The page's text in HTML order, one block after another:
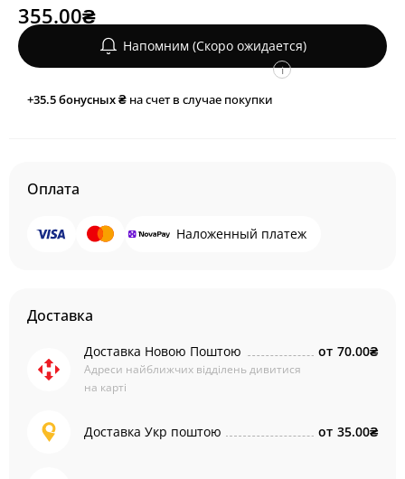
355.00₴
Напомним (Скоро ожидается)
+35.5бонусных ₴ на счет в случае покупки
i
Оплата
Наложенный платеж
Доставка
Доставка Новою Поштою
Адреси найближчих відділень дивитися
на карті
от 70.00₴
Доставка Укр поштою от 35.00₴